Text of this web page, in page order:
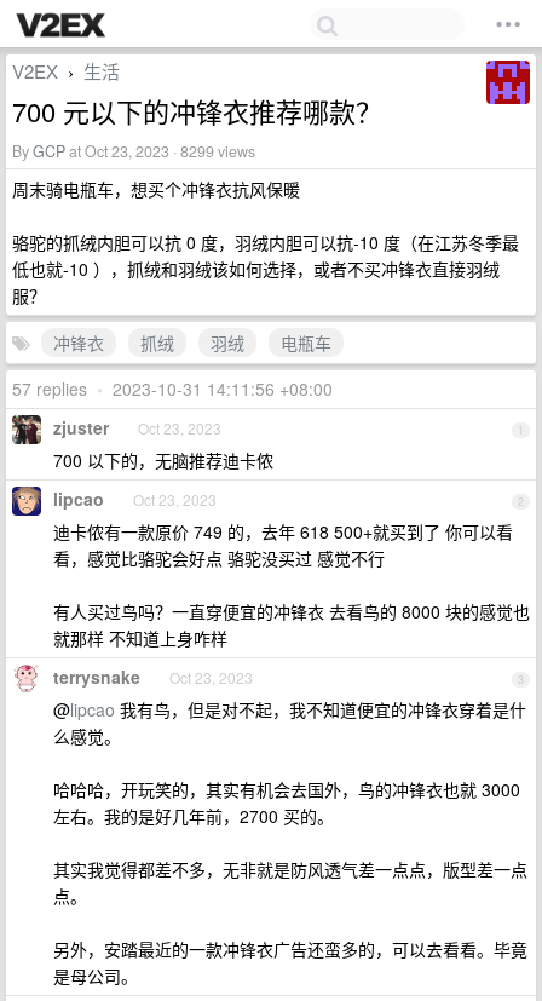
V2EX › 生活
700 元以下的冲锋衣推荐哪款？
ByGCPat Oct 23, 2023 · 8299 views
周末骑电瓶车，想买个冲锋衣抗风保暖
骆驼的抓绒内胆可以抗 0 度，羽绒内胆可以抗-10 度（在江苏冬季最
低也就-10 ），抓绒和羽绒该如何选择，或者不买冲锋衣直接羽绒
服？
冲锋衣
抓绒 羽绒
电瓶车
57 replies • 2023-10-31 14:11:56 +08:00
1
zjuster Oct 23, 2023
700 以下的，无脑推荐迪卡侬
2
lipcao Oct 23, 2023
迪卡侬有一款原价 749 的，去年 618 500+就买到了 你可以看
看，感觉比骆驼会好点 骆驼没买过 感觉不行
有人买过鸟吗？一直穿便宜的冲锋衣 去看鸟的 8000 块的感觉也
就那样 不知道上身咋样
3
terrysnake Oct 23, 2023
@lipcao 我有鸟，但是对不起，我不知道便宜的冲锋衣穿着是什
么感觉。
哈哈哈，开玩笑的，其实有机会去国外，鸟的冲锋衣也就 3000
左右。我的是好几年前，2700 买的。
其实我觉得都差不多，无非就是防风透气差一点点，版型差一点
点。
另外，安踏最近的一款冲锋衣广告还蛮多的，可以去看看。毕竟
是母公司。